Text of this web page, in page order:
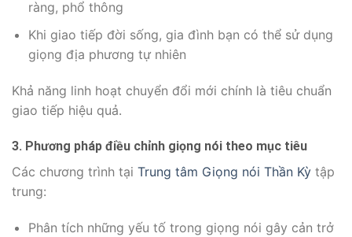
ràng, phổ thông
Khi giao tiếp đời sống, gia đình bạn có thể sử dụng
giọng địa phương tự nhiên
Khả năng linh hoạt chuyển đổi mới chính là tiêu chuẩn
giao tiếp hiệu quả.
3. Phương pháp điều chỉnh giọng nói theo mục tiêu
Các chương trình tại Trung tâm Giọng nói Thần Kỳ tập
trung:
Phân tích những yếu tố trong giọng nói gây cản trở